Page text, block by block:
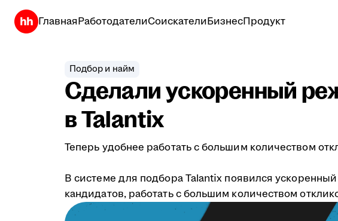
ГлавнаяРаботодателиСоискателиБизнесПродукт
Подбор и найм
Сделали ускоренный
в Talantix
Теперь удобнее работать с большим количеством
В системе для подбора Talantix появился
кандидатов, работать с большим количеством